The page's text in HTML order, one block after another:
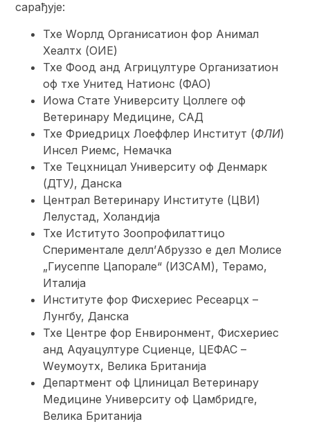
сарађује:
Тхе Wорлд Органисатион фор Анимал
Хеалтх (ОИЕ)
Тхе Фоод анд Агрицултуре Организатион
оф тхе Унитед Натионс (ФАО)
Иоwа Стате Университy Цоллеге оф
Ветеринарy Медицине, САД
Тхе Фриедрицх Лоеффлер Институт (ФЛИ)
Инсел Риемс, Немачка
Тхе Тецхницал Университy оф Денмарк
(ДТУ), Данска
Централ Ветеринарy Институте (ЦВИ)
Лелyстад, Холандија
Тхе Иституто Зоопрофилаттицо
Спериментале делл’Абруззо е дел Молисе
„Гиусеппе Цапорале“ (ИЗСАМ), Терамо,
Италија
Институте фор Фисхериес Ресеарцх –
Лyнгбy, Данска
Тхе Центре фор Енвиронмент, Фисхериес
анд Аqуацултуре Сциенце, ЦЕФАС –
Wеyмоутх, Велика Британија
Департмент оф Цлиницал Ветеринарy
Медицине Университy оф Цамбридге,
Велика Британија